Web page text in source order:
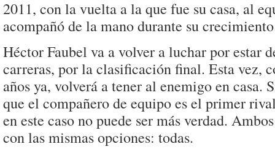
2011, con la vuelta a la que fue su casa, al
acompañó de la mano durante su
Héctor Faubel va a volver a luchar por estar
carreras, por la clasificación final. Esta vez,
años ya, volverá a tener al enemigo en casa.
que el compañero de equipo es el primer
en este caso no puede ser más verdad.
con las mismas opciones: todas.